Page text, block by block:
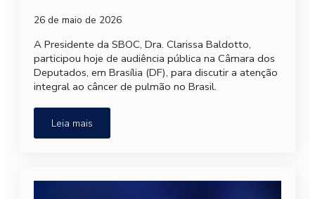
26 de maio de 2026
A Presidente da SBOC, Dra. Clarissa Baldotto,
participou hoje de audiência pública na Câmara dos
Deputados, em Brasília (DF), para discutir a atenção
integral ao câncer de pulmão no Brasil.
Leia mais